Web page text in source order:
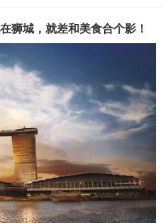
狮城，就差和美食合个影！